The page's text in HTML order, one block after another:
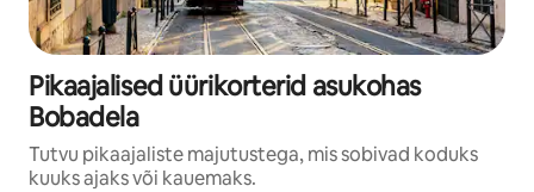
Pikaajalised üürikorterid asukohas
Bobadela
Tutvu pikaajaliste majutustega, mis sobivad koduks
kuuks ajaks või kauemaks.